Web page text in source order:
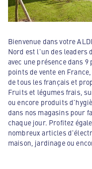
Bienvenue dans votre
Nord est l'un des leaders
avec une présence dans 9
points de vente en
de tous les français et
Fruits et légumes frais,
ou encore produits
dans nos magasins pour
chaque jour. Profitez
nombreux articles
maison, jardinage ou